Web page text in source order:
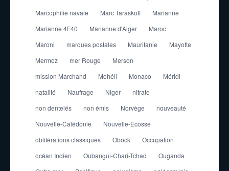
Marcophilie navale
Marc Taraskoff
Marianne
Marianne 4F40
Marianne d'Alger
Maroc
Maroni
marques postales Mauritanie
Mayotte
Mermoz
mer Rouge
Merson
mission Marchand
Mohéli Monaco
Méridi
natalité
Naufrage Niger
nitrate
non dentelés
non émis Norvège
nouveauté
Nouvelle-Calédonie
Nouvelle-Ecosse
oblitérations classiques
Obock
Occupation
océan Indien
Oubangui-Chari-Tchad
Ouganda